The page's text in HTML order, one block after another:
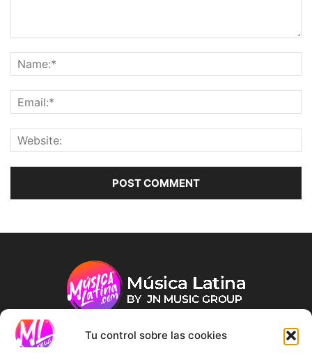
Tu control sobre las cookies